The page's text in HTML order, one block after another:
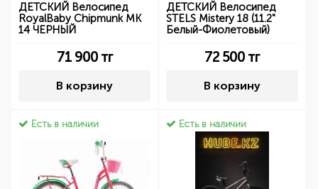
ДЕТСКИЙ Велосипед
RoyalBaby Chipmunk MK
14 ЧЕРНЫЙ
71 900тг
В корзину
ДЕТСКИЙ Велосипед
STELS Mistery 18 (11.2"
Белый-Фиолетовый)
72 500 тг
В корзину
Есть в наличии Есть в наличии